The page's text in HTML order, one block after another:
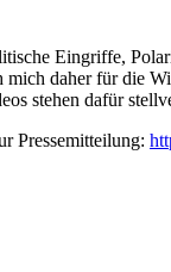
Eingriffe,
mich daher für die
stehen dafür
Pressemitteilung: